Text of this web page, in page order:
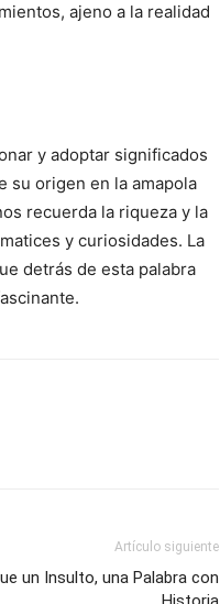
ajeno a la realidad
y adoptar significados
su origen en la amapola
recuerda la riqueza y la
y curiosidades. La
detrás de esta palabra
Artículo siguiente
un Insulto, una Palabra con